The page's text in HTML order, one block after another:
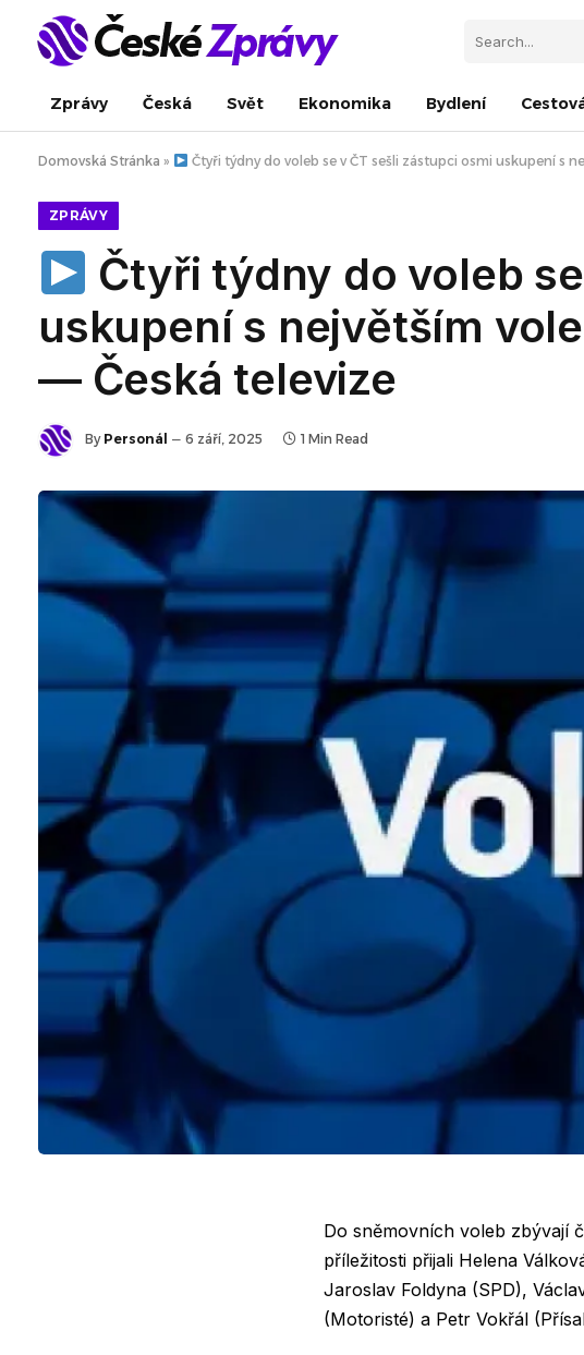
Zprávy Česká Svět Ekonomika Bydlení
Domovská Stránka » Čtyři týdny do voleb se v ČT sešli zástupci osmi uskupení s
ZPRÁVY
Čtyři týdny do voleb
uskupení s největším
— Česká televize
By Personál 6 září, 2025 1 Min Read
Do sněmovních voleb zbývají
příležitosti přijali Helena
Jaroslav Foldyna (SPD),
(Motoristé) a Petr Vokřál